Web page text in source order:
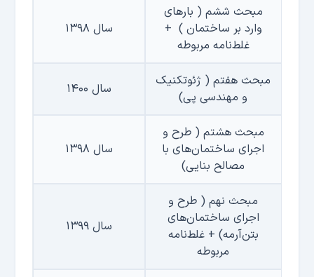
مبحث ششم ( بارهای
وارد بر ساختمان ) +
غلط‌نامه مربوطه
سال ۱۳۹۸
مبحث هفتم ( ژئوتکنیک
و مهندسی پی)
سال ۱۴۰۰
مبحث هشتم ( طرح و
اجرای ساختمان‌های با
مصالح بنایی)
سال ۱۳۹۸
مبحث نهم ( طرح و
اجرای ساختمان‌های
بتن‌آرمه) +غلط‌نامه
مربوطه
سال ۱۳۹۹